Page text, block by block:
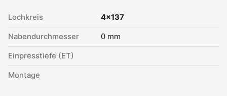
Lochkreis 4x137
Nabendurchmesser 0 mm
Einpresstiefe (ET)
Montage